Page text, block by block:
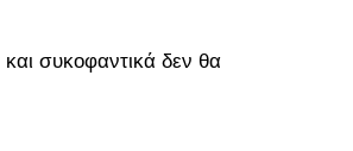
και συκοφαντικά δεν θα